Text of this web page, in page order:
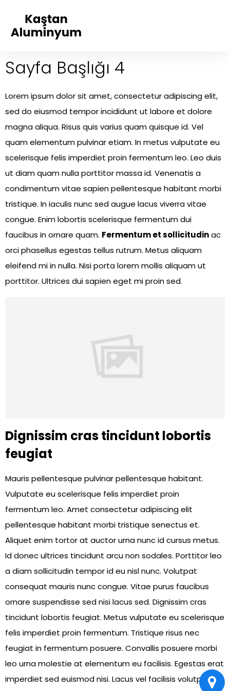
Sayfa Başlığı 4
Lorem ipsum dolor sit amet, consectetur adipiscing elit,
sed do eiusmod tempor incididunt ut labore et dolore
magna aliqua. Risus quis varius quam quisque id. Vel
quam elementum pulvinar etiam. In metus vulputate eu
scelerisque felis imperdiet proin fermentum leo. Leo duis
ut diam quam nulla porttitor massa id. Venenatis a
condimentum vitae sapien pellentesque habitant morbi
tristique. In iaculis nunc sed augue lacus viverra vitae
congue. Enim lobortis scelerisque fermentum dui
faucibus in ornare quam. Fermentum et sollicitudinac
orci phasellus egestas tellus rutrum. Metus aliquam
eleifend mi in nulla. Nisi porta lorem mollis aliquam ut
porttitor. Ultrices dui sapien eget mi proin sed.
Dignissim cras tincidunt lobortis
feugiat
Mauris pellentesque pulvinar pellentesque habitant.
Vulputate eu scelerisque felis imperdiet proin
fermentum leo. Amet consectetur adipiscing elit
pellentesque habitant morbi tristique senectus et.
Aliquet enim tortor at auctor urna nunc id cursus metus.
Id donec ultrices tincidunt arcu non sodales. Porttitor leo
a diam sollicitudin tempor id eu nisl nunc. Volutpat
consequat mauris nunc congue. Vitae purus faucibus
ornare suspendisse sed nisi lacus sed. Dignissim cras
tincidunt lobortis feugiat. Metus vulputate eu scelerisque
felis imperdiet proin fermentum. Tristique risus nec
feugiat in fermentum posuere. Convallis posuere morbi
leo urna molestie at elementum eu facilisis. Egestas erat
imperdiet sed euismod nisi. Lacus vel facilisis volutpat